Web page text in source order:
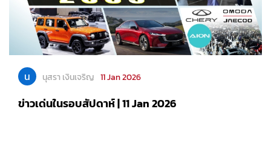
น นุสรา เงินเจริญ 11 Jan 2026
ข่าวเด่นในรอบสัปดาห์ | 11 Jan 2026